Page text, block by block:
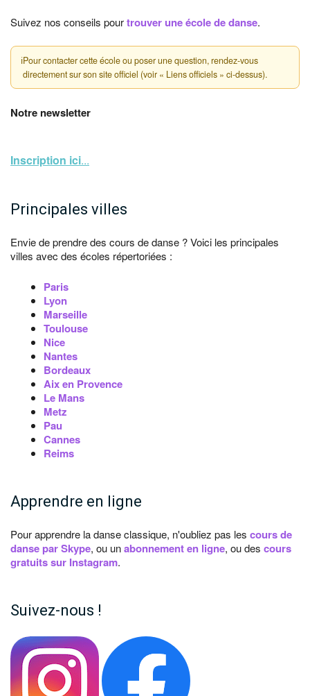
Suivez nos conseils pourtrouver une école de danse.
ℹPour contacter cette école ou poser une question, rendez-vous
directement sur son site officiel (voir « Liens officiels » ci-dessus).
Notre newsletter
Inscription ici...
Principales villes
Envie de prendre des cours de danse ? Voici les principales
villes avec des écoles répertoriées :
Paris
Lyon
Marseille
Toulouse
Nice
Nantes
Bordeaux
Aix en Provence
Le Mans
Metz
Pau
Cannes
Reims
Apprendre en ligne
Pour apprendre la danse classique, n'oubliez pas les cours de
danse par Skype, ou unabonnement en ligne, ou des cours
gratuits sur Instagram.
Suivez-nous !